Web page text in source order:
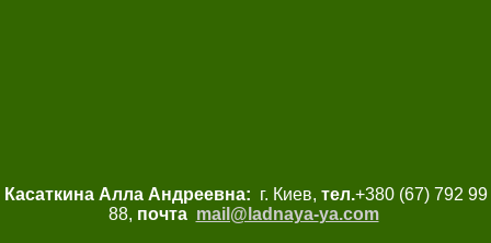
Касаткина Алла Андреевна: г. Киев, тел.+380 (67) 792 99
88, почта mail@ladnaya-ya.com